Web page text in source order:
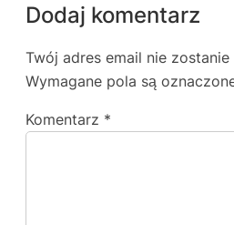
Dodaj komentarz
Twój adres email nie
Wymagane pola są
Komentarz *